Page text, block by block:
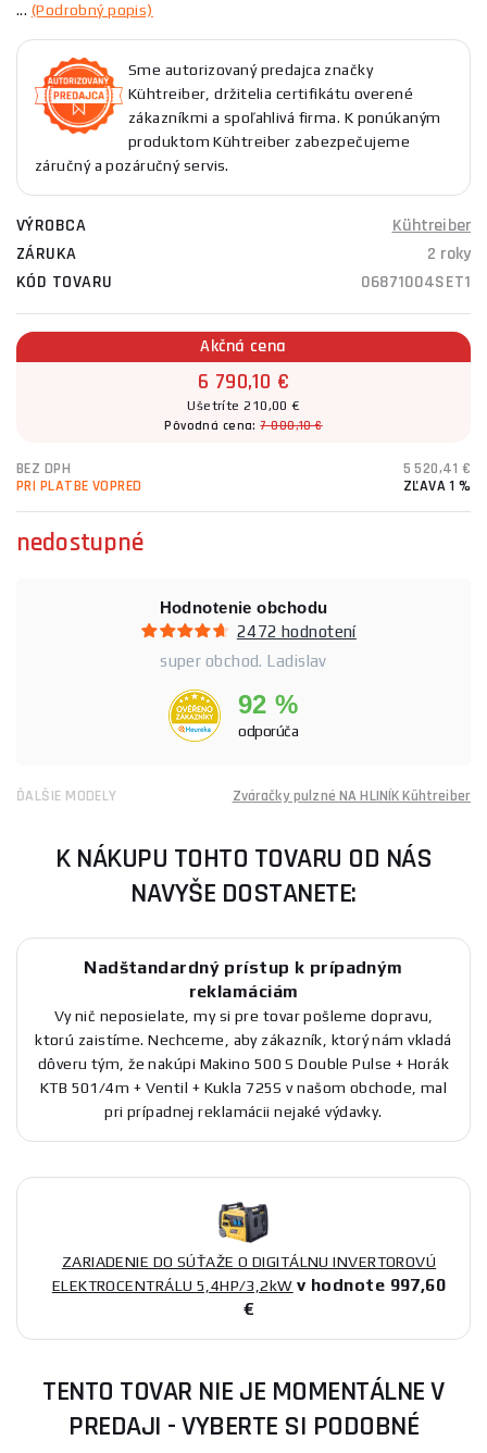
... (Podrobný popis)
Sme autorizovaný predajca značky
Kühtreiber, držitelia certifikátu overené
zákazníkmi a spoľahlivá firma. K ponúkaným
produktom Kühtreiber zabezpečujeme
záručný a pozáručný servis.
VÝROBCA
Kühtreiber
ZÁRUKA
2 roky
KÓD TOVARU
06871004SET1
Akčná cena
6 790,10 €
Ušetríte 210,00 €
Pôvodná cena:7 000,10 €
BEZ DPH
5 520,41 €
PRI PLATBE VOPRED
ZĽAVA 1 %
nedostupné
Hodnotenie obchodu
2472 hodnotení
super obchod. Ladislav
92 %
odporúča
ĎALŠIE MODELY Zváračky pulzné NA HLINÍK Kühtreiber
K NÁKUPU TOHTO TOVARU OD NÁS
NAVYŠE DOSTANETE:
Nadštandardný prístup k prípadným
reklamáciám
Vy nič neposielate, my si pre tovar pošleme dopravu,
ktorú zaistíme. Nechceme, aby zákazník, ktorý nám vkladá
dôveru tým, že nakúpi Makino 500 S Double Pulse + Horák
KTB 501/4m + Ventil + Kukla 725S v našom obchode, mal
pri prípadnej reklamácii nejaké výdavky.
ZARIADENIE DO SÚŤAŽE O DIGITÁLNU INVERTOROVÚ
ELEKTROCENTRÁLU 5,4HP/3,2kW v hodnote 997,60
€
TENTO TOVAR NIE JE MOMENTÁLNE V
PREDAJI - VYBERTE SI PODOBNÉ